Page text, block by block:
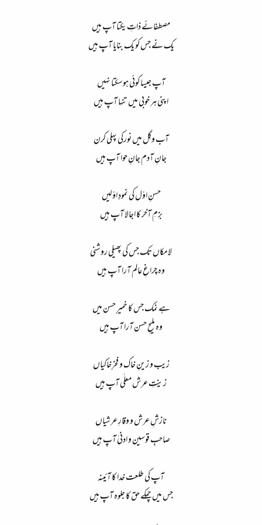
مصطفائے ذاتِ یکتا آپ ہیں
یک نے جس کو یک بنایا آپ ہیں
آپ جیسا کوئی ہوسکتا نہیں
اپنی ہر خوبی میں تنہا آپ ہیں
آب وگِل میں نورکی پہلی کرن
جانِ آدم جانِ حوا آپ ہیں
حسنِ اوّل کی نمودِ اوّلیں
بزمِ آخر کا اجالا آپ ہیں
لا مکاں تک جس کی پھیلی روشنی
وہ چراغِ عالم آرا آپ ہیں
ہے نمک جس کا خمیرِ حسن میں
وہ ملیحِ حسن آرا آپ ہیں
زیب و زینِ خاک و فخرِخاکیاں
زینتِ عرش معلٰی آپ ہیں
نازشِ عرش و وقارِ عرشیاں
صاحبِ قوسین و ادنیٰ آپ ہیں
آپ کی طلعت خدا کا آئینہ
جس میں چمکے حق کا جلوہ آپ ہیں